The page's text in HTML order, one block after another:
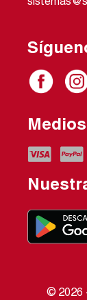
© 2026